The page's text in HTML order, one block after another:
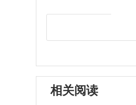
相关阅读